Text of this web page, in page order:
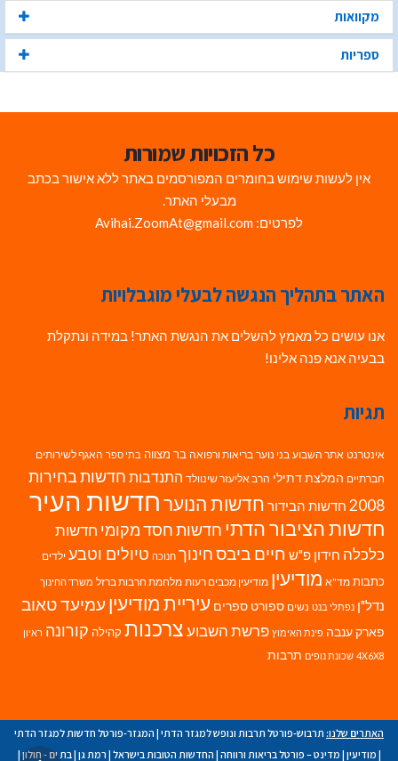
מקוואות
ספריות
כל הזכויות שמורות
אין לעשות שימוש בחומרים המפורסמים באתר ללא אישור בכתב
מבעלי האתר.
לפרטים: Avihai.ZoomAt@gmail.com
האתר בתהליך הנגשה לבעלי מוגבלויות
אנו עושים כל מאמץ להשלים את הנגשת האתר! במידה ונתקלת
בבעיה אנא פנה אלינו!
תגיות
אינטרנט אתר השבוע בני נוער בריאות ורפואה בר מצווה בתי ספר האגף לשירותים
חברתיים המלצת דתילי הרב אליעזר שינוולד התנדבות חדשות בחירות
2008 חדשות הבידור חדשות הנוערחדשות העיר
חדשות הציבור הדתי חדשות חסד מקומי חדשות
כלכלה חידון פ"ש חיים ביבסחינוך חנוכה טיולים וטבע ילדים
כתבות מד"א מודיעין מודיעין מכבים רעות מלחמת חרבות ברזל משרד החינוך
נדל"ן נפתלי בנט נשים ספורט ספרים עיריית מודיעין עמיעד טאוב
פארק ענבה פינת האימוץ פרשת השבועצרכנות קהילה קורונה ראיון
4X6X8 שכונת נופים תרבות
האתרים שלנו: תרבוש-פורטל תרבות ונופש למגזר הדתי | המגזר-פורטל חדשות למגזר הדתי
| מודיעין | מדינט – פורטל בריאות ורווחה | החדשות הטובות בישראל | רמת גן | בת ים - חולון|